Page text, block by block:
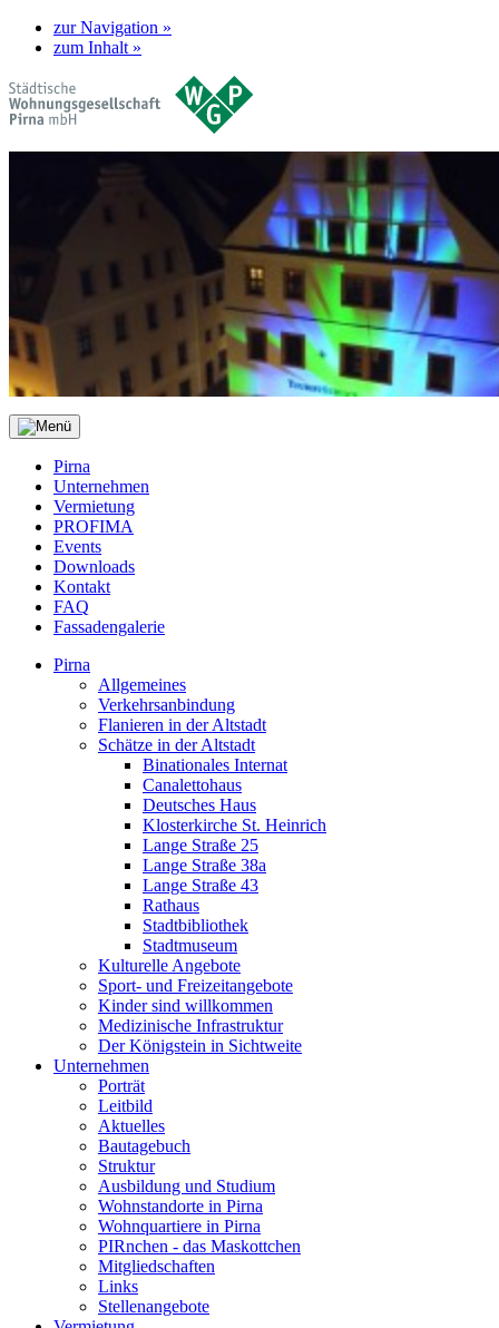
zur Navigation »
zum Inhalt »
Pirna
Unternehmen
Vermietung
PROFIMA
Events
Downloads
Kontakt
FAQ
Fassadengalerie
Pirna
Allgemeines
Verkehrsanbindung
Flanieren in der Altstadt
Schätze in der Altstadt
Binationales Internat
Canalettohaus
Deutsches Haus
Klosterkirche St. Heinrich
Lange Straße 25
Lange Straße 38a
Lange Straße 43
Rathaus
Stadtbibliothek
Stadtmuseum
Kulturelle Angebote
Sport- und Freizeitangebote
Kinder sind willkommen
Medizinische Infrastruktur
Der Königstein in Sichtweite
Unternehmen
Porträt
Leitbild
Aktuelles
Bautagebuch
Struktur
Ausbildung und Studium
Wohnstandorte in Pirna
Wohnquartiere in Pirna
PIRnchen - das Maskottchen
Mitgliedschaften
Links
Stellenangebote